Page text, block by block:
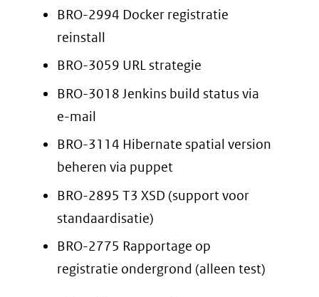
BRO-2994 Docker registratie
reinstall
BRO-3059 URL strategie
BRO-3018 Jenkins build status via
e-mail
BRO-3114 Hibernate spatial version
beheren via puppet
BRO-2895 T3 XSD (support voor
standaardisatie)
BRO-2775 Rapportage op
registratie ondergrond (alleen test)